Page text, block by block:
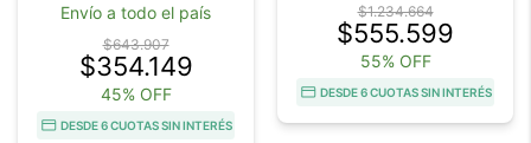
Envío a todo el país
$643.907
$354.149
45% OFF
DESDE 6 CUOTAS SIN INTERÉS
$1.234.664
$555.599
55% OFF
DESDE 6 CUOTAS SIN INTERÉS